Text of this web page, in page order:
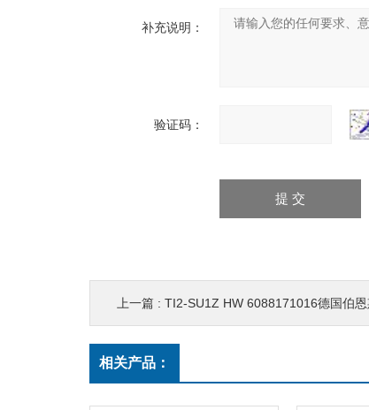
补充说明：
验证码：
上一篇 : TI2-SU1Z HW 6088171016德国伯恩斯坦限
相关产品：